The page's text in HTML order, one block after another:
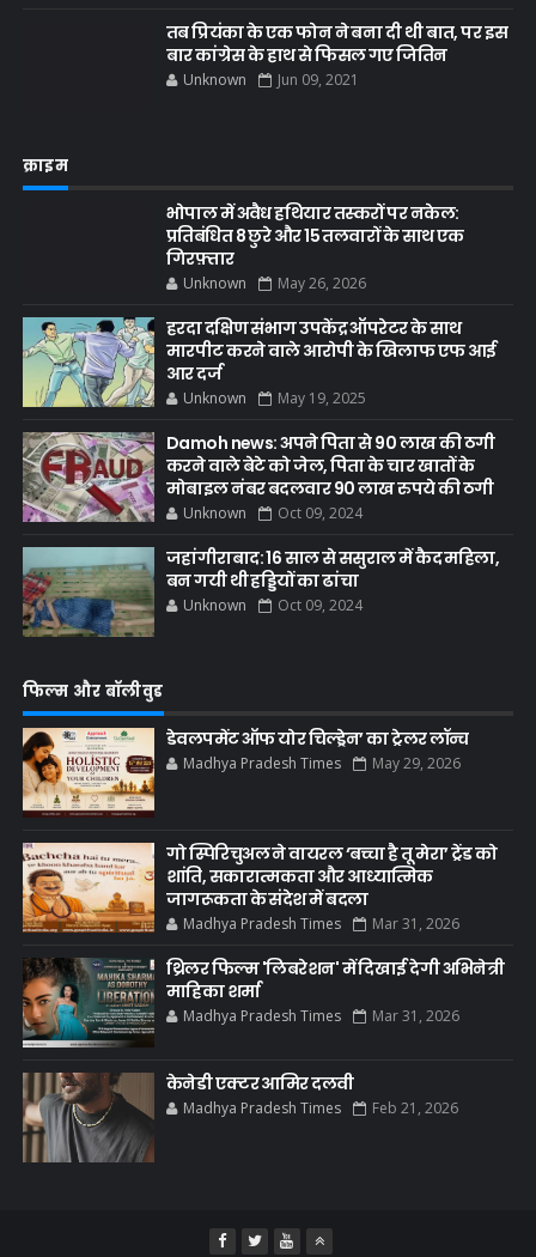
तब प्रियंका के एक फोन ने बना दी थी बात, पर इस
बार कांग्रेस के हाथ से फिसल गए जितिन
Unknown Jun 09, 2021
क्राइम
भोपाल में अवैध हथियार तस्करों पर नकेल:
प्रतिबंधित 8 छुरे और 15 तलवारों के साथ एक
गिरफ़्तार
Unknown May 26, 2026
हरदा दक्षिण संभाग उपकेंद्र ऑपरेटर के साथ
मारपीट करने वाले आरोपी के खिलाफ एफ आई
आर दर्ज
Unknown May 19, 2025
Damoh news: अपने पिता से 90 लाख की ठगी
करने वाले बेटे को जेल, पिता के चार खातों के
मोबाइल नंबर बदलवार 90 लाख रुपये की ठगी
Unknown Oct 09, 2024
जहांगीराबाद: 16 साल से ससुराल में कैद महिला,
बन गयी थी हड्डियों का ढांचा
Unknown Oct 09, 2024
फिल्म और बॉलीवुड
डेवलपमेंट ऑफ योर चिल्ड्रेन’ का ट्रेलर लॉन्च
Madhya Pradesh Times May 29, 2026
गो स्पिरिचुअल ने वायरल ‘बच्चा है तू मेरा’ ट्रेंड को
शांति, सकारात्मकता और आध्यात्मिक
जागरूकता के संदेश में बदला
Madhya Pradesh Times Mar 31, 2026
थ्रिलर फिल्म 'लिबरेशन' में दिखाई देगी अभिनेत्री
माहिका शर्मा
Madhya Pradesh Times Mar 31, 2026
केनेडी एक्टर आमिर दलवी
Madhya Pradesh Times Feb 21, 2026